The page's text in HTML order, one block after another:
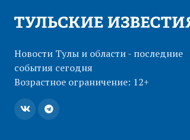
Новости Тулы и области - последние
события сегодня
Возрастное ограничение: 12+